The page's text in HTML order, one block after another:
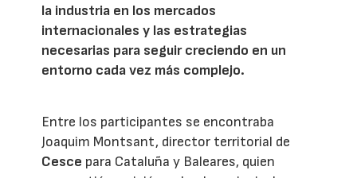
la industria en los mercados
internacionales y las estrategias
necesarias para seguir creciendo en un
entorno cada vez más complejo.
Entre los participantes se encontraba
Joaquim Montsant, director territorial de
Cesce para Cataluña y Baleares, quien